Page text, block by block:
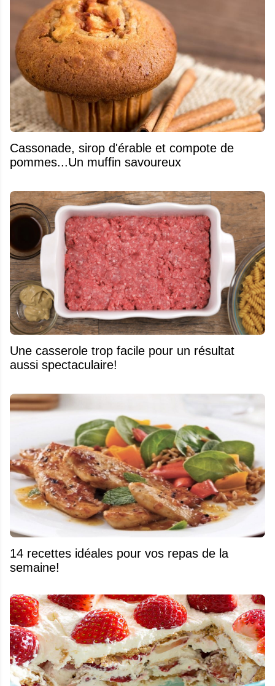
​Cassonade, sirop d'érable et compote de
pommes...Un muffin savoureux
Une casserole trop facile pour un résultat
aussi spectaculaire!
14 recettes idéales pour vos repas de la
semaine!